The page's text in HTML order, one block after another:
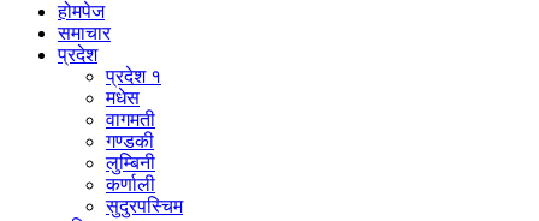
होमपेज
समाचार
प्रदेश
प्रदेश १
मधेस
वागमती
गण्डकी
लुम्बिनी
कर्णाली
सुदुरपस्चिम